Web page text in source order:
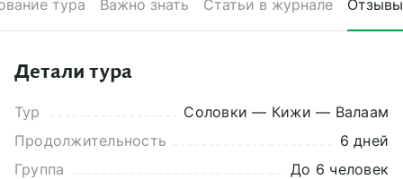
тура Важно знать Статьи в журнале Отзывы
Детали тура
Тур
Соловки — Кижи — Валаам
Продолжительность
6 дней
Группа
До 6 человек